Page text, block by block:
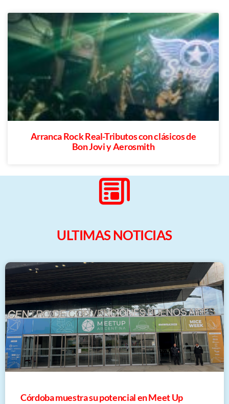
Arranca Rock Real-Tributos con clásicos de
Bon Jovi y Aerosmith
ULTIMAS NOTICIAS
Córdoba muestra su potencial en Meet Up